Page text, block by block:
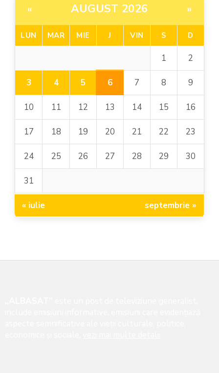
« AUGUST 2026 »
LUN MAR MIE J VIN S D
1 2
3 4 5 6 7 8 9
10 11 12 13 14 15 16
17 18 19 20 21 22 23
24 25 26 27 28 29 30
31
« iulie septembrie »